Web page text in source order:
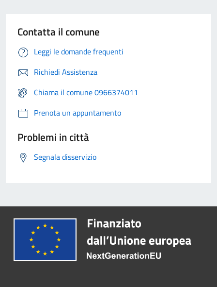
Contatta il comune
Leggi le domande frequenti
Richiedi Assistenza
Chiama il comune 0966374011
Prenota un appuntamento
Problemi in città
Segnala disservizio